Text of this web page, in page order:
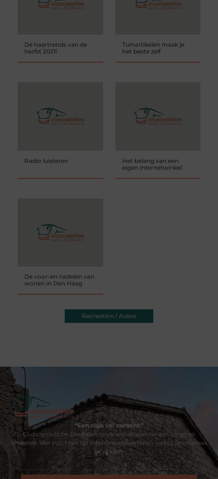
De haartrends van de
herfst 2021!
Tuinartikelen maak je
het beste zelf
Radio luisteren
Het belang van een
eigen internetwinkel
De voor-en nadelen van
wonen in Den Haag
Recreation / Autos
“Een club vol content.”
Clubcorrado.be biedt een gevarieerde selectie aan blogs en
artikelen. Van inzichten tot inspirerende verhalen – altijd iets nieuws
te vinden.